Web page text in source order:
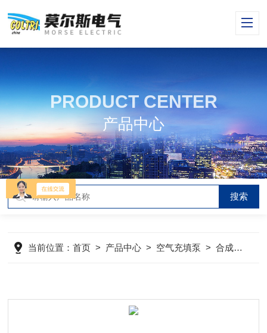
PRODUCT CENTER
产品中心
当前位置：首页 > 产品中心 > 空气充填泵 >合成润滑油